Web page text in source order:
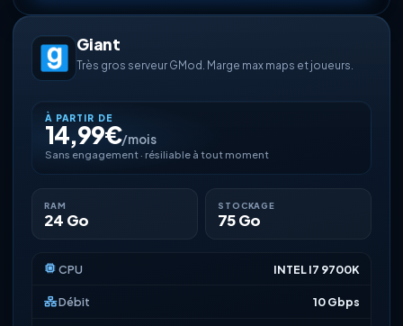
Giant
Très gros serveur GMod. Marge max maps et joueurs.
À PARTIR DE
14,99€/mois
Sans engagement · résiliable à tout moment
RAM
24 Go
STOCKAGE
75 Go
CPU INTEL I7 9700K
Débit 10 Gbps